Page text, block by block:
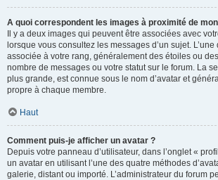
A quoi correspondent les images à proximité de
Il y a deux images qui peuvent être associées avec
lorsque vous consultez les messages d’un sujet. L’une
associée à votre rang, généralement des étoiles ou
nombre de messages ou votre statut sur le forum. La
plus grande, est connue sous le nom d’avatar et
propre à chaque membre.
Haut
Comment puis-je afficher un avatar ?
Depuis votre panneau d’utilisateur, dans l’onglet «
un avatar en utilisant l’une des quatre méthodes
galerie, distant ou importé. L’administrateur du forum